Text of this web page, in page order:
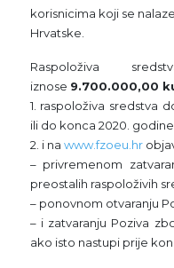
korisnicima koji se
Hrvatske.
Raspoloživa
iznose 9.700.000,00
1. raspoloživa sredstva
ili do konca 2020.
2. i na www.fzoeu.hr
– privremenom
preostalih raspoloživih
– ponovnom otvaranju
– i zatvaranju Poziva
ako isto nastupi prije